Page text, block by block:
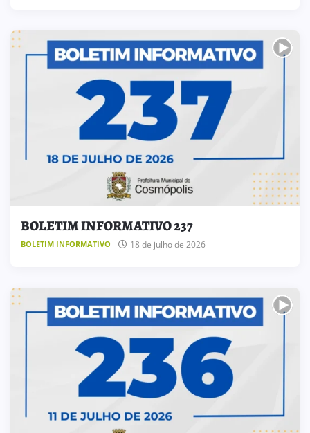
BOLETIM INFORMATIVO 237
BOLETIM INFORMATIVO 18 de julho de 2026